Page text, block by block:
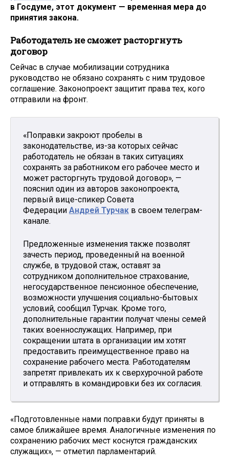
в Госдуме, этот документ — временная мера до
принятия закона.
Работодатель не сможет расторгнуть
договор
Сейчас в случае мобилизации сотрудника
руководство не обязано сохранять с ним трудовое
соглашение. Законопроект защитит права тех, кого
отправили на фронт.
«Поправки закроют пробелы в
законодательстве, из-за которых сейчас
работодатель не обязан в таких ситуациях
сохранять за работником его рабочее место и
может расторгнуть трудовой договор», —
пояснил один из авторов законопроекта,
первый вице-спикер Совета
Федерации Андрей Турчак в своем телеграм-
канале.
Предложенные изменения также позволят
зачесть период, проведенный на военной
службе, в трудовой стаж, оставят за
сотрудником дополнительное страхование,
негосударственное пенсионное обеспечение,
возможности улучшения социально-бытовых
условий, сообщил Турчак. Кроме того,
дополнительные гарантии получат члены семей
таких военнослужащих. Например, при
сокращении штата в организации им хотят
предоставить преимущественное право на
сохранение рабочего места. Работодателям
запретят привлекать их к сверхурочной работе
и отправлять в командировки без их согласия.
«Подготовленные нами поправки будут приняты в
самое ближайшее время. Аналогичные изменения по
сохранению рабочих мест коснутся гражданских
служащих», — отметил парламентарий.